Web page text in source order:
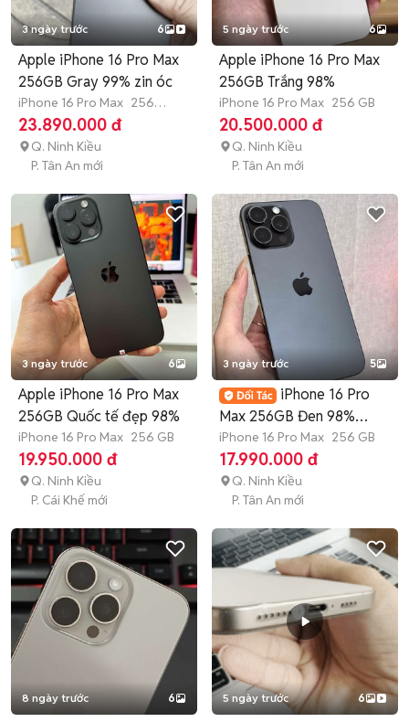
3 ngày trước 6
Apple iPhone 16 Pro Max
256GB Gray 99% zin óc
iPhone 16 Pro Max 256
GB Còn bảo hành
23.890.000 đ
Q. Ninh Kiều
P. Tân An mới
5 ngày trước 6
Apple iPhone 16 Pro Max
256GB Trắng 98%
iPhone 16 Pro Max 256 GB
20.500.000 đ
Q. Ninh Kiều
P. Tân An mới
3 ngày trước 6
Apple iPhone 16 Pro Max
256GB Quốc tế đẹp 98%
iPhone 16 Pro Max 256 GB
19.950.000 đ
Q. Ninh Kiều
P. Cái Khế mới
3 ngày trước 5
iPhone 16 Pro
Max 256GB Đen 98%
Lock Pin 91 998373
iPhone 16 Pro Max 256 GB
17.990.000 đ
Q. Ninh Kiều
P. Tân An mới
8 ngày trước 6 5 ngày trước 6